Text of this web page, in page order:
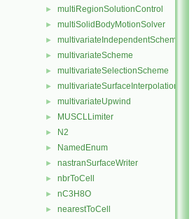
► multiRegionSolutionControl
► multiSolidBodyMotionSolver
► multivariateIndependentScheme
► multivariateScheme
► multivariateSelectionScheme
►
► multivariateUpwind
► MUSCLLimiter
► N2
► NamedEnum
► nastranSurfaceWriter
► nbrToCell
► nC3H8O
► nearestToCell